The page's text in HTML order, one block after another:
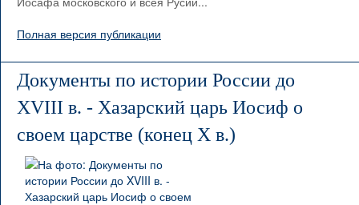
Полная версия публикации
Документы по истории России до
XVIII в. - Хазарский царь Иосиф о
своем царстве (конец X в.)